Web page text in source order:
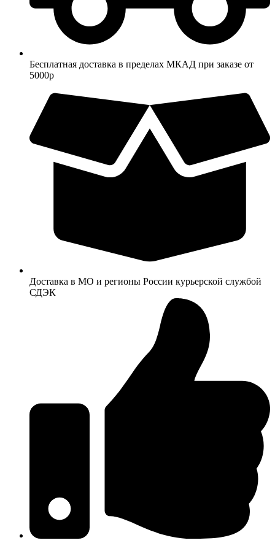
Бесплатная доставка в пределах МКАД при заказе от
5000р
Доставка в МО и регионы России курьерской службой
СДЭК